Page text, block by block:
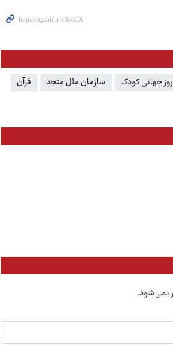
روز جهانی کودک سازمان ملل متحد
قرآن
نمی‌شود.